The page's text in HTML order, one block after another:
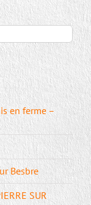
en ferme –
Besbre
SUR